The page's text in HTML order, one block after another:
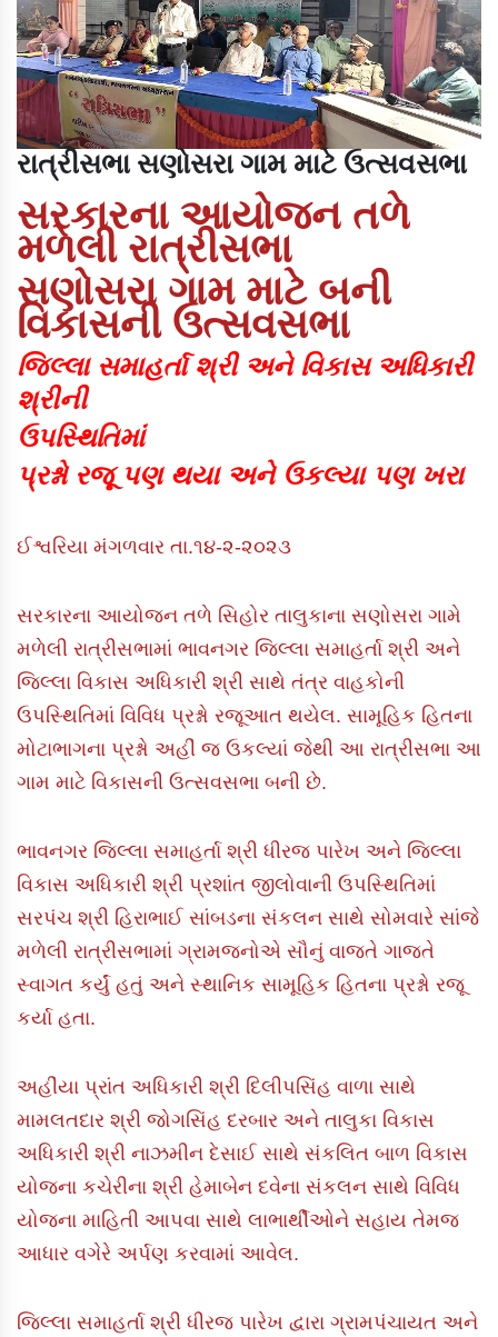
રાત્રીસભા સણોસરા ગામ માટે ઉત્સવસભા
સરકારના આયોજન તળે
મળેલી રાત્રીસભા
સણોસરા ગામ માટે બની
વિકાસની ઉત્સવસભા
જિલ્લા સમાહર્તા શ્રી અને વિકાસ અધિકારી
શ્રીની
ઉપસ્થિતિમાં
પ્રશ્નો રજૂ પણ થયા અને ઉકલ્યા પણ ખરા
ઈશ્વરિયા મંગળવાર તા.૧૪-૨-૨૦૨૩
સરકારના આયોજન તળે સિહોર તાલુકાના સણોસરા ગામે
મળેલી રાત્રીસભામાં ભાવનગર જિલ્લા સમાહર્તા શ્રી અને
જિલ્લા વિકાસ અધિકારી શ્રી સાથે તંત્ર વાહકોની
ઉપસ્થિતિમાં વિવિધ પ્રશ્નો રજૂઆત થયેલ. સામૂહિક હિતના
મોટાભાગના પ્રશ્નો અહીં જ ઉકલ્યાં જેથી આ રાત્રીસભા આ
ગામ માટે વિકાસની ઉત્સવસભા બની છે.
ભાવનગર જિલ્લા સમાહર્તા શ્રી ધીરજ પારેખ અને જિલ્લા
વિકાસ અધિકારી શ્રી પ્રશાંત જીલોવાની ઉપસ્થિતિમાં
સરપંચ શ્રી હિરાભાઈ સાંબડના સંકલન સાથે સોમવારે સાંજે
મળેલી રાત્રીસભામાં ગ્રામજનોએ સૌનું વાજતે ગાજતે
સ્વાગત કર્યું હતું અને સ્થાનિક સામૂહિક હિતના પ્રશ્નો રજૂ
કર્યા હતા.
અહીંયા પ્રાંત અધિકારી શ્રી દિલીપસિંહ વાળા સાથે
મામલતદાર શ્રી જોગસિંહ દરબાર અને તાલુકા વિકાસ
અધિકારી શ્રી નાઝમીન દેસાઈ સાથે સંકલિત બાળ વિકાસ
યોજના કચેરીના શ્રી હેમાબેન દવેના સંકલન સાથે વિવિધ
યોજના માહિતી આપવા સાથે લાભાર્થીઓને સહાય તેમજ
આધાર વગેરે અર્પણ કરવામાં આવેલ.
જિલ્લા સમાહર્તા શ્રી ધીરજ પારેખ દ્વારા ગ્રામપંચાયત અને